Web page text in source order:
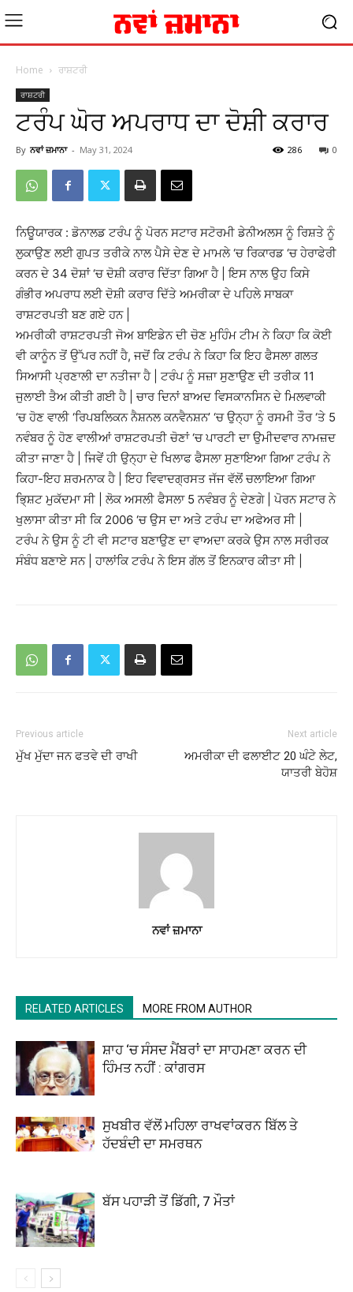
Home ਰਾਸ਼ਟਰੀ
ਰਾਸ਼ਟਰੀ
ਟਰੰਪ ਘੋਰ ਅਪਰਾਧ ਦਾ ਦੋਸ਼ੀ ਕਰਾਰ
By ਨਵਾਂ ਜ਼ਮਾਨਾ - May 31, 2024 0
286
ਨਿਊਯਾਰਕ : ਡੋਨਾਲਡ ਟਰੰਪ ਨੂੰ ਪੋਰਨ ਸਟਾਰ ਸਟੋਰਮੀ ਡੇਨੀਅਲਸ ਨੂੰ ਰਿਸ਼ਤੇ ਨੂੰ
ਲੁਕਾਉਣ ਲਈ ਗੁਪਤ ਤਰੀਕੇ ਨਾਲ ਪੈਸੇ ਦੇਣ ਦੇ ਮਾਮਲੇ ‘ਚ ਰਿਕਾਰਡ ‘ਚ ਹੇਰਾਫੇਰੀ
ਕਰਨ ਦੇ 34 ਦੋਸ਼ਾਂ ‘ਚ ਦੋਸ਼ੀ ਕਰਾਰ ਦਿੱਤਾ ਗਿਆ ਹੈ | ਇਸ ਨਾਲ ਉਹ ਕਿਸੇ
ਗੰਭੀਰ ਅਪਰਾਧ ਲਈ ਦੋਸ਼ੀ ਕਰਾਰ ਦਿੱਤੇ ਅਮਰੀਕਾ ਦੇ ਪਹਿਲੇ ਸਾਬਕਾ
ਰਾਸ਼ਟਰਪਤੀ ਬਣ ਗਏ ਹਨ |
ਅਮਰੀਕੀ ਰਾਸ਼ਟਰਪਤੀ ਜੋਅ ਬਾਇਡੇਨ ਦੀ ਚੋਣ ਮੁਹਿੰਮ ਟੀਮ ਨੇ ਕਿਹਾ ਕਿ ਕੋਈ
ਵੀ ਕਾਨੂੰਨ ਤੋਂ ਉੱਪਰ ਨਹੀਂ ਹੈ, ਜਦੋਂ ਕਿ ਟਰੰਪ ਨੇ ਕਿਹਾ ਕਿ ਇਹ ਫੈਸਲਾ ਗਲਤ
ਸਿਆਸੀ ਪ੍ਰਣਾਲੀ ਦਾ ਨਤੀਜਾ ਹੈ | ਟਰੰਪ ਨੂੰ ਸਜ਼ਾ ਸੁਣਾਉਣ ਦੀ ਤਰੀਕ 11
ਜੁਲਾਈ ਤੈਅ ਕੀਤੀ ਗਈ ਹੈ | ਚਾਰ ਦਿਨਾਂ ਬਾਅਦ ਵਿਸਕਾਨਸਿਨ ਦੇ ਮਿਲਵਾਕੀ
‘ਚ ਹੋਣ ਵਾਲੀ ‘ਰਿਪਬਲਿਕਨ ਨੈਸ਼ਨਲ ਕਨਵੈਨਸ਼ਨ’ ‘ਚ ਉਨ੍ਹਾ ਨੂੰ ਰਸਮੀ ਤੌਰ ‘ਤੇ 5
ਨਵੰਬਰ ਨੂੰ ਹੋਣ ਵਾਲੀਆਂ ਰਾਸ਼ਟਰਪਤੀ ਚੋਣਾਂ ‘ਚ ਪਾਰਟੀ ਦਾ ਉਮੀਦਵਾਰ ਨਾਮਜ਼ਦ
ਕੀਤਾ ਜਾਣਾ ਹੈ | ਜਿਵੇਂ ਹੀ ਉਨ੍ਹਾ ਦੇ ਖਿਲਾਫ ਫੈਸਲਾ ਸੁਣਾਇਆ ਗਿਆ ਟਰੰਪ ਨੇ
ਕਿਹਾ-ਇਹ ਸ਼ਰਮਨਾਕ ਹੈ | ਇਹ ਵਿਵਾਦਗ੍ਰਸਤ ਜੱਜ ਵੱਲੋਂ ਚਲਾਇਆ ਗਿਆ
ਭਿ੍ਸ਼ਟ ਮੁਕੱਦਮਾ ਸੀ | ਲੋਕ ਅਸਲੀ ਫੈਸਲਾ 5 ਨਵੰਬਰ ਨੂੰ ਦੇਣਗੇ | ਪੋਰਨ ਸਟਾਰ ਨੇ
ਖੁਲਾਸਾ ਕੀਤਾ ਸੀ ਕਿ 2006 ‘ਚ ਉਸ ਦਾ ਅਤੇ ਟਰੰਪ ਦਾ ਅਫੇਅਰ ਸੀ |
ਟਰੰਪ ਨੇ ਉਸ ਨੂੰ ਟੀ ਵੀ ਸਟਾਰ ਬਣਾਉਣ ਦਾ ਵਾਅਦਾ ਕਰਕੇ ਉਸ ਨਾਲ ਸਰੀਰਕ
ਸੰਬੰਧ ਬਣਾਏ ਸਨ | ਹਾਲਾਂਕਿ ਟਰੰਪ ਨੇ ਇਸ ਗੱਲ ਤੋਂ ਇਨਕਾਰ ਕੀਤਾ ਸੀ |
Previous article
ਮੁੱਖ ਮੁੱਦਾ ਜਨ ਫਤਵੇ ਦੀ ਰਾਖੀ
Next article
ਅਮਰੀਕਾ ਦੀ ਫਲਾਈਟ 20 ਘੰਟੇ ਲੇਟ,
ਯਾਤਰੀ ਬੇਹੋਸ਼
ਨਵਾਂ ਜ਼ਮਾਨਾ
RELATED ARTICLES MORE FROM AUTHOR
ਸ਼ਾਹ ‘ਚ ਸੰਸਦ ਮੈਂਬਰਾਂ ਦਾ ਸਾਹਮਣਾ ਕਰਨ ਦੀ
ਹਿੰਮਤ ਨਹੀਂ : ਕਾਂਗਰਸ
ਸੁਖਬੀਰ ਵੱਲੋਂ ਮਹਿਲਾ ਰਾਖਵਾਂਕਰਨ ਬਿੱਲ ਤੇ
ਹੱਦਬੰਦੀ ਦਾ ਸਮਰਥਨ
ਬੱਸ ਪਹਾੜੀ ਤੋਂ ਡਿੱਗੀ, 7 ਮੌਤਾਂ